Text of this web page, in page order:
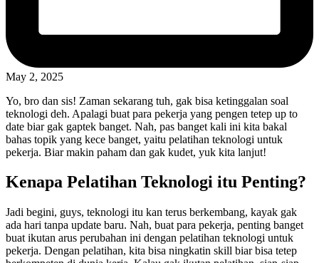
May 2, 2025
Yo, bro dan sis! Zaman sekarang tuh, gak bisa ketinggalan soal
teknologi deh. Apalagi buat para pekerja yang pengen tetep up to
date biar gak gaptek banget. Nah, pas banget kali ini kita bakal
bahas topik yang kece banget, yaitu pelatihan teknologi untuk
pekerja. Biar makin paham dan gak kudet, yuk kita lanjut!
Kenapa Pelatihan Teknologi itu Penting?
Jadi begini, guys, teknologi itu kan terus berkembang, kayak gak
ada hari tanpa update baru. Nah, buat para pekerja, penting banget
buat ikutan arus perubahan ini dengan pelatihan teknologi untuk
pekerja. Dengan pelatihan, kita bisa ningkatin skill biar bisa tetep